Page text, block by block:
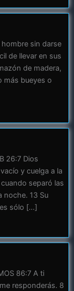
hombre sin darse
de llevar en sus
de madera,
más bueyes o
26:7 Dios
y cuelga a la
separó las
noche. 13 Su
sólo […]
86:7 A ti
responderás. 8